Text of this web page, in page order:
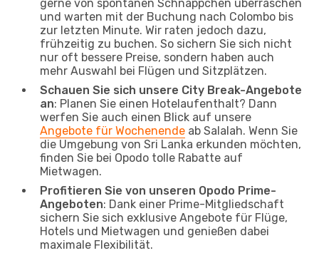
gerne von spontanen Schnäppchen überraschen
und warten mit der Buchung nach Colombo bis
zur letzten Minute. Wir raten jedoch dazu,
frühzeitig zu buchen. So sichern Sie sich nicht
nur oft bessere Preise, sondern haben auch
mehr Auswahl bei Flügen und Sitzplätzen.
Schauen Sie sich unsere City Break-Angebote
an: Planen Sie einen Hotelaufenthalt? Dann
werfen Sie auch einen Blick auf unsere
Angebote für Wochenende ab Salalah. Wenn Sie
die Umgebung von Sri Lanka erkunden möchten,
finden Sie bei Opodo tolle Rabatte auf
Mietwagen.
Profitieren Sie von unseren Opodo Prime-
Angeboten: Dank einer Prime-Mitgliedschaft
sichern Sie sich exklusive Angebote für Flüge,
Hotels und Mietwagen und genießen dabei
maximale Flexibilität.